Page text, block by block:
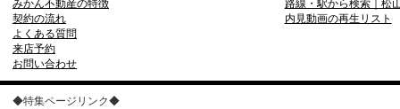
みかん不動産の特徴
契約の流れ
よくある質問
来店予約
お問い合わせ
路線・駅から検索｜松
内見動画の再生リスト
◆特集ページリンク◆